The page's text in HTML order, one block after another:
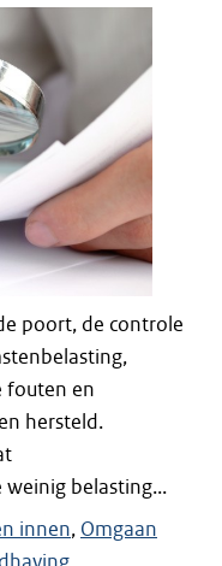
poort, de controle
fouten en
hersteld.
belasting...
innen Omgaan